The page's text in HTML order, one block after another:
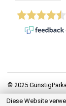
© 2025
Datenschutz
Diese Website